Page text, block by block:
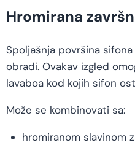
Hromirana
Spoljašnja površina
obradi. Ovakav izgled
lavaboa kod kojih sifon
Može se kombinovati sa:
hromiranom slavinom